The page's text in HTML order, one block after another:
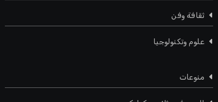
ثقافة وفن
علوم وتكنولوجيا
منوعات